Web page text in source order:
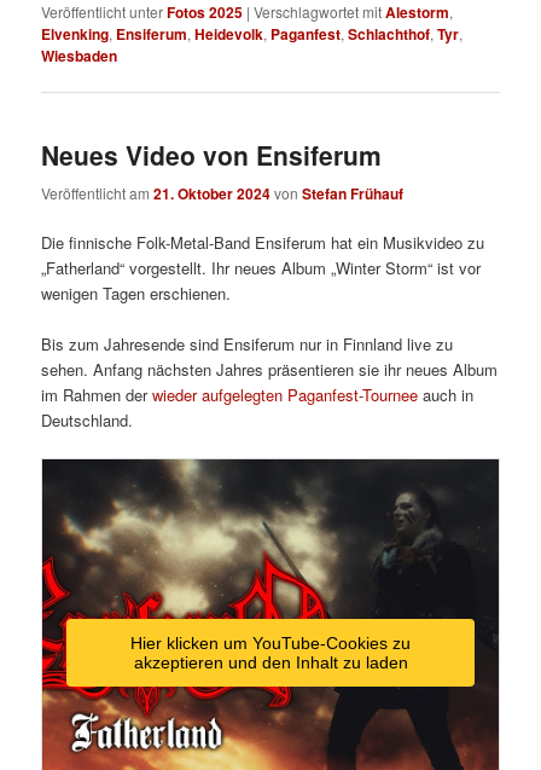
Veröffentlicht unterFotos 2025 |Verschlagwortet mitAlestorm,
Elvenking, Ensiferum,Heidevolk, Paganfest,Schlachthof,Tyr,
Wiesbaden
Neues Video von Ensiferum
Veröffentlicht am21. Oktober 2024vonStefan Frühauf
Die finnische Folk-Metal-Band Ensiferum hat ein Musikvideo zu
„Fatherland“ vorgestellt. Ihr neues Album „Winter Storm“ ist vor
wenigen Tagen erschienen.
Bis zum Jahresende sind Ensiferum nur in Finnland live zu
sehen. Anfang nächsten Jahres präsentieren sie ihr neues Album
im Rahmen derwieder aufgelegten Paganfest-Tournee auch in
Deutschland.
Hier klicken um YouTube-Cookies zu
akzeptieren und den Inhalt zu laden